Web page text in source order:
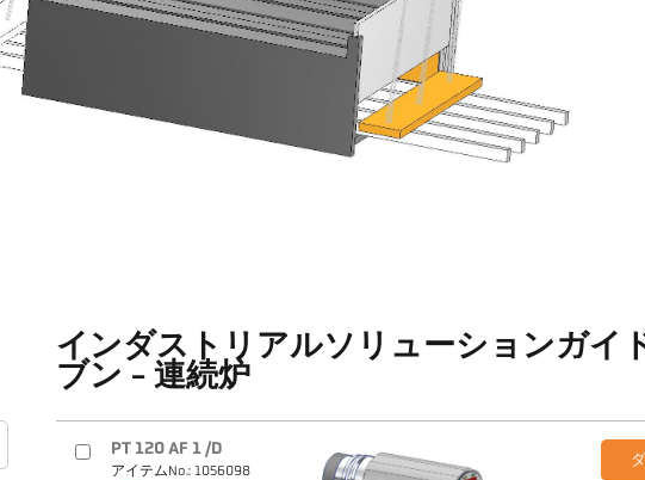
インダストリアルソリューションガイ
ブン - 連続炉
PT 120 AF 1 /D
アイテムNo.: 1056098